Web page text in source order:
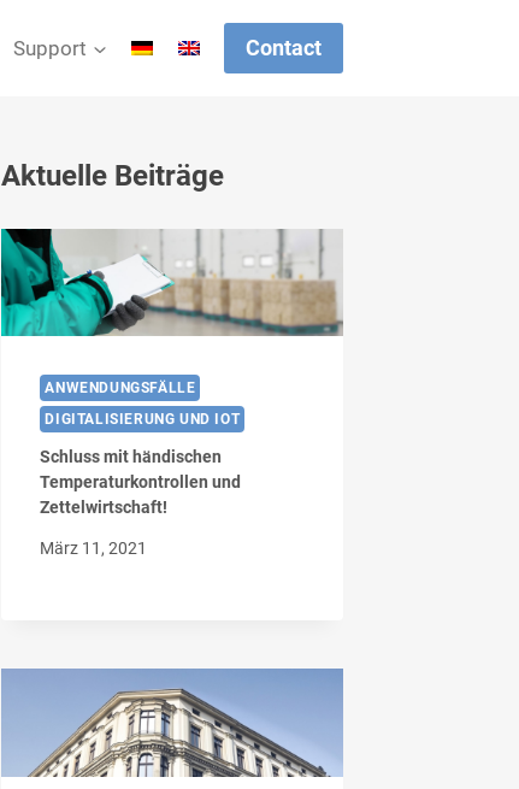
Support Contact
Aktuelle Beiträge
ANWENDUNGSFÄLLE
DIGITALISIERUNG UND IOT
Schluss mit händischen
Temperaturkontrollen und
Zettelwirtschaft!
März 11, 2021